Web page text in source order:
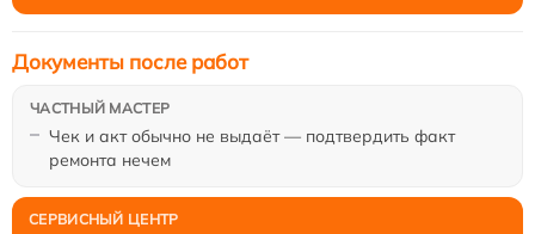
Чек и акт обычно не выдаёт — подтвердить факт
ремонта нечем
Документы после работ